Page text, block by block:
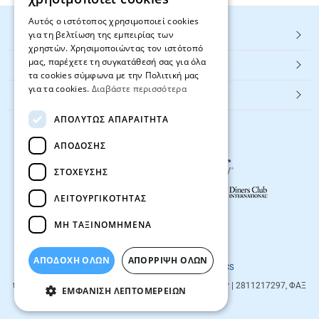
HOT ΚΑΤΗΓΟΡΙΕΣ
ΕΞΥΠΗΡΕΤΗΣΗ ΠΕΛΑΤΩΝ
Textbook.gr
© 2026 textbook.gr All rights reserved
Designed & developed by
NETMECHANICS
textbook.gr
| info@textbook.gr | 2811217297, ΦΑΞ
2810283273
Αυτός ο ιστότοπος χρησιμοποιεί cookies
για τη βελτίωση της εμπειρίας των
χρηστών. Χρησιμοποιώντας τον ιστότοπό
μας, παρέχετε τη συγκατάθεσή σας για όλα
τα cookies σύμφωνα με την Πολιτική μας
για τα cookies. Διαβάστε περισσότερα
ΑΠΟΛΎΤΩΣ ΑΠΑΡΑΊΤΗΤΑ
ΑΠΌΔΟΣΗΣ
ΣΤΌΧΕΥΣΗΣ
ΛΕΙΤΟΥΡΓΙΚΌΤΗΤΑΣ
ΜΗ ΤΑΞΙΝΟΜΗΜΈΝΑ
ΑΠΟΔΟΧΗ ΟΛΩΝ ΑΠΌΡΡΙΨΗ ΌΛΩΝ
ΕΜΦΆΝΙΣΗ ΛΕΠΤΟΜΕΡΕΙΏΝ